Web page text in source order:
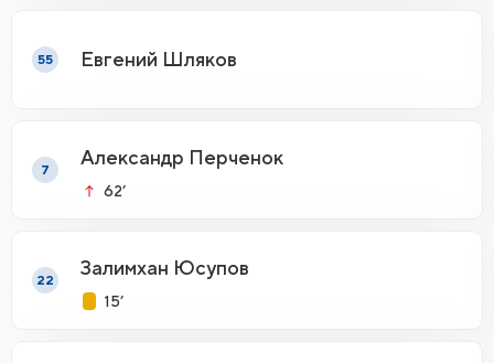
55 Евгений Шляков
7
Александр Перченок
62’
22
Залимхан Юсупов
15’